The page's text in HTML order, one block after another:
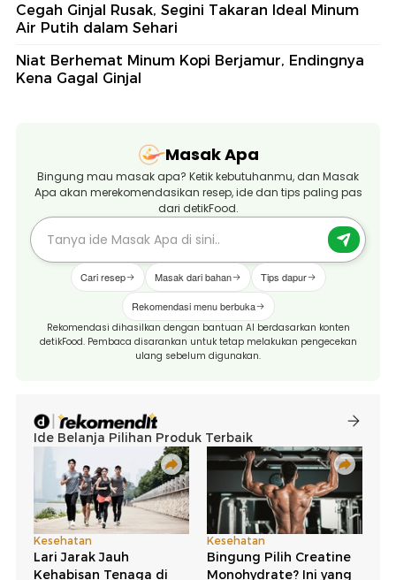
Cegah Ginjal Rusak, Segini Takaran Ideal Minum
Air Putih dalam Sehari
Niat Berhemat Minum Kopi Berjamur, Endingnya
Kena Gagal Ginjal
Masak Apa
Bingung mau masak apa? Ketik kebutuhanmu, dan Masak
Apa akan merekomendasikan resep, ide dan tips paling pas
dari detikFood.
Cari resep Masak dari bahan Tips dapur
Rekomendasi menu berbuka
Rekomendasi dihasilkan dengan bantuan AI berdasarkan konten
detikFood. Pembaca disarankan untuk tetap melakukan pengecekan
ulang sebelum digunakan.